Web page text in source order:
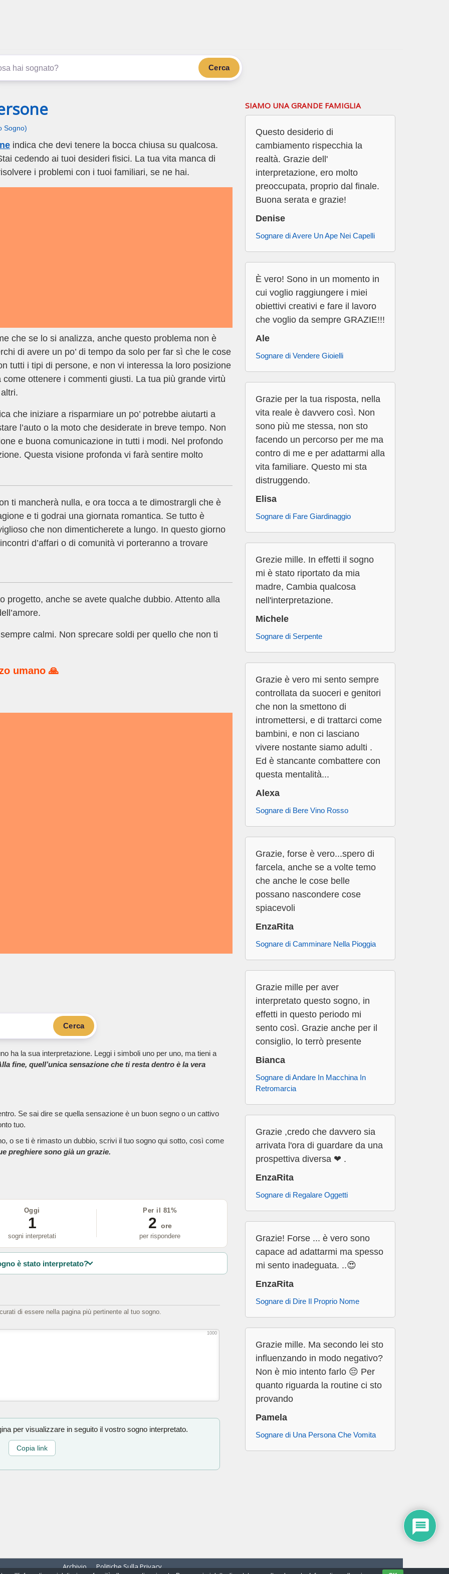
Cerca
Sogno)
indica che devi tenere la bocca chiusa su qualcosa.
cedendo ai tuoi desideri fisici. La tua vita manca di
i problemi con i tuoi familiari, se ne hai.
che se lo si analizza, anche questo problema non è
di avere un po’ di tempo da solo per far sì che le cose
tutti i tipi di persone, e non vi interessa la loro posizione
ottenere i commenti giusti. La tua più grande virtù
che iniziare a risparmiare un po’ potrebbe aiutarti a
l’auto o la moto che desiderate in breve tempo. Non
e buona comunicazione in tutti i modi. Nel profondo
Questa visione profonda vi farà sentire molto
ti mancherà nulla, e ora tocca a te dimostrargli che è
e ti godrai una giornata romantica. Se tutto è
che non dimenticherete a lungo. In questo giorno
d’affari o di comunità vi porteranno a trovare
progetto, anche se avete qualche dubbio. Attento alla
calmi. Non sprecare soldi per quello che non ti
umano 🙏
Cerca
ha la sua interpretazione. Leggi i simboli uno per uno, ma tieni a
fine, quell’unica sensazione che ti resta dentro è la vera
Se sai dire se quella sensazione è un buon segno o un cattivo
tuo.
o se ti è rimasto un dubbio, scrivi il tuo sogno qui sotto, così come
preghiere sono già un grazie.
Oggi
1
sogni interpretati
Per il 81%
2 ore
per rispondere
è stato interpretato?
di essere nella pagina più pertinente al tuo sogno.
1000
per visualizzare in seguito il vostro sogno interpretato.
Copia link
SIAMO UNA GRANDE FAMIGLIA
Questo desiderio di
cambiamento rispecchia la
realtà. Grazie dell'
interpretazione, ero molto
preoccupata, proprio dal finale.
Buona serata e grazie!
Denise
Sognare di Avere Un Ape Nei Capelli
È vero! Sono in un momento in
cui voglio raggiungere i miei
obiettivi creativi e fare il lavoro
che voglio da sempre GRAZIE!!!
Ale
Sognare di Vendere Gioielli
Grazie per la tua risposta, nella
vita reale è davvero così. Non
sono più me stessa, non sto
facendo un percorso per me ma
contro di me e per adattarmi alla
vita familiare. Questo mi sta
distruggendo.
Elisa
Sognare di Fare Giardinaggio
Grezie mille. In effetti il sogno
mi è stato riportato da mia
madre, Cambia qualcosa
nell'interpretazione.
Michele
Sognare di Serpente
Grazie è vero mi sento sempre
controllata da suoceri e genitori
che non la smettono di
intromettersi, e di trattarci come
bambini, e non ci lasciano
vivere nostante siamo adulti .
Ed è stancante combattere con
questa mentalità...
Alexa
Sognare di Bere Vino Rosso
Grazie, forse è vero...spero di
farcela, anche se a volte temo
che anche le cose belle
possano nascondere cose
spiacevoli
EnzaRita
Sognare di Camminare Nella Pioggia
Grazie mille per aver
interpretato questo sogno, in
effetti in questo periodo mi
sento così. Grazie anche per il
consiglio, lo terrò presente
Bianca
Sognare di Andare In Macchina In
Retromarcia
Grazie ,credo che davvero sia
arrivata l'ora di guardare da una
prospettiva diversa ❤ .
EnzaRita
Sognare di Regalare Oggetti
Grazie! Forse ... è vero sono
capace ad adattarmi ma spesso
mi sento inadeguata. ..😍
EnzaRita
Sognare di Dire Il Proprio Nome
Grazie mille. Ma secondo lei sto
influenzando in modo negativo?
Non è mio intento farlo 😔 Per
quanto riguarda la routine ci sto
provando
Pamela
Sognare di Una Persona Che Vomita
Archivio Politiche Sulla Privacy